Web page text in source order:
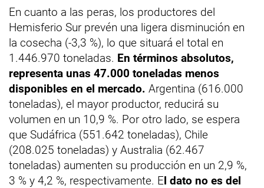
En cuanto a las peras, los productores del
Hemisferio Sur prevén una ligera disminución en
la cosecha (-3,3 %), lo que situará el total en
1.446.970 toneladas. En términos absolutos,
representa unas 47.000 toneladas menos
disponibles en el mercado. Argentina (616.000
toneladas), el mayor productor, reducirá su
volumen en un 10,9 %. Por otro lado, se espera
que Sudáfrica (551.642 toneladas), Chile
(208.025 toneladas) y Australia (62.467
toneladas) aumenten su producción en un 2,9 %,
3 % y 4,2 %, respectivamente. El dato no es del